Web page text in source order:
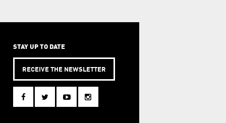
STAY UP TO DATE
RECEIVE THE NEWSLETTER